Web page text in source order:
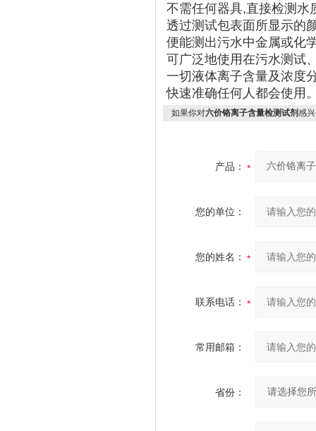
不需任何器具,直接检测水
透过测试包表面所显示的
便能测出污水中金属或化
可广泛地使用在污水测试
一切液体离子含量及浓度
快速准确任何人都会使用
如果你对六价铬离子含量检测试剂感
产品：
您的单位：
您的姓名：
联系电话：
常用邮箱：
省份：